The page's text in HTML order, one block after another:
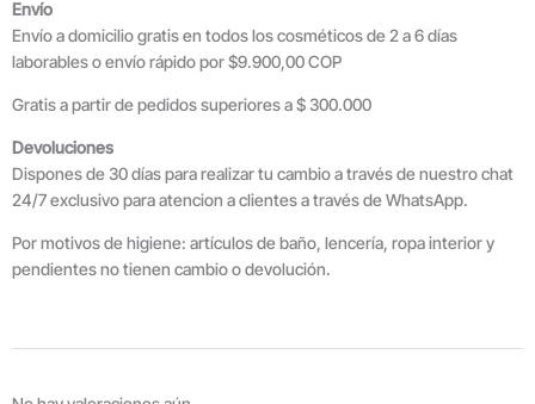
Envío
Envío a domicilio gratis en todos los cosméticos de 2 a 6 días
laborables o envío rápido por $9.900,00 COP
Gratis a partir de pedidos superiores a $ 300.000
Devoluciones
Dispones de 30 días para realizar tu cambio a través de nuestro chat
24/7 exclusivo para atencion a clientes a través de WhatsApp.
Por motivos de higiene: artículos de baño, lencería, ropa interior y
pendientes no tienen cambio o devolución.